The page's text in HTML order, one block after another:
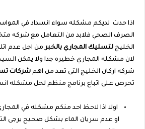
اذا حدث لديكم مشكله سواء انسداد في
الصرف الصحي فلابد من التعامل مع شركه
الخليج لتسليك المجاري بالخبر من اجل عدم
لان مشكله المجاري خطيره جدا ولا يمكن
شركه اركان الخليج التى تعد من اهم شركات
تحرص على اتباع برنامج منظم لحل مشكله
اولا اذا لاحظ احد منكم مشكله في
او عدم سريان الماء بشكل صحيح يرجى